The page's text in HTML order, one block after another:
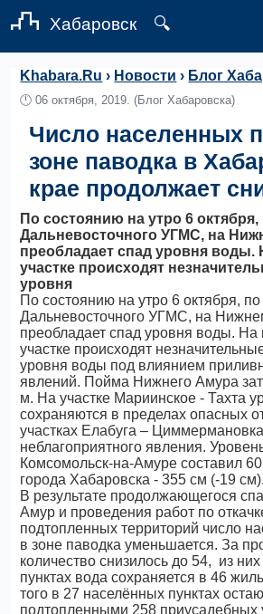
Хабаровск 🔍
Khabara.Ru › Новости › Блог
🕛06 октября, 2019. (Блог Хабаровска)
Число населенных
зоне паводка в
крае продолжает
По состоянию на утро 6
Дальневосточного УГМС, на
преобладает спад уровня воды.
участке происходят
уровня
По состоянию на утро 6 октября,
Дальневосточного УГМС, на
преобладает спад уровня воды. На
участке происходят
уровня воды под влиянием
явлений. Пойма Нижнего Амура
м. На участке Мариинское - Тахта
сохраняются в пределах опасных
участках Елабуга –
неблагоприятного явления.
Комсомольск-на-Амуре составил
города Хабаровска - 355 см (-19 см).
В результате продолжающегося
Амур и проведения работ по
подтопленных территорий число
в зоне паводка уменьшается. За
количество снизилось до 54, из
пунктах вода сохраняется в 46
того в 27 населённых пунктах
подтопленными 258 приусадебных